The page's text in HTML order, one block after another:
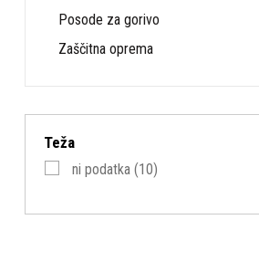
Posode za gorivo
Zaščitna oprema
Teža
ni podatka (10)